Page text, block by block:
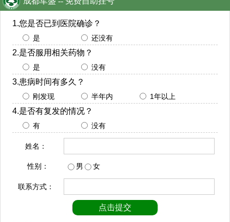
1.您是否已到医院确诊？
是 还没有
2.是否服用相关药物？
是 没有
3.患病时间有多久？
刚发现 半年内 1年以上
4.是否有复发的情况？
有 没有
姓名：
性别： 男 女
联系方式：